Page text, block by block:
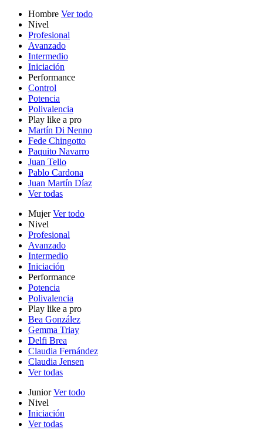
Hombre Ver todo
Nivel
Profesional
Avanzado
Intermedio
Iniciación
Performance
Control
Potencia
Polivalencia
Play like a pro
Martín Di Nenno
Fede Chingotto
Paquito Navarro
Juan Tello
Pablo Cardona
Juan Martín Díaz
Ver todas
MujerVer todo
Nivel
Profesional
Avanzado
Intermedio
Iniciación
Performance
Potencia
Polivalencia
Play like a pro
Bea González
Gemma Triay
Delfi Brea
Claudia Fernández
Claudia Jensen
Ver todas
JuniorVer todo
Nivel
Iniciación
Ver todas